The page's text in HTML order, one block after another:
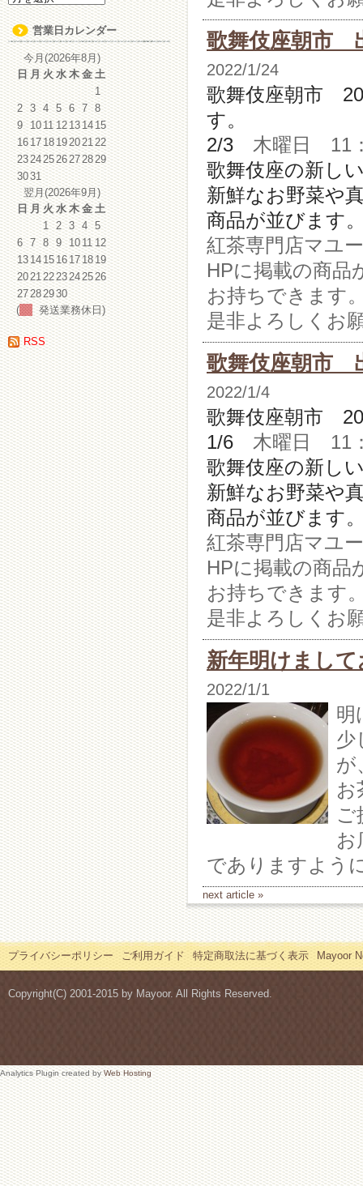
ー
カ
イ
ブ
営業日カレンダー
今月(2026年8月)
日 月 火 水 木 金 土
1
2 3 4 5 6 7 8
9 1011 12131415
16171819202122
23242526272829
3031
翌月(2026年9月)
日 月 火 水 木 金 土
1 2 3 4 5
6 7 8 9 1011 12
13141516171819
20212223242526
27282930
(
発送業務休日)
RSS
歌舞伎座朝市
2022/1/24
歌舞伎座朝市
す。
2/3 木曜日 11
歌舞伎座の新し
新鮮なお野菜や
商品が並びます
紅茶専門店マユ
HPに掲載の商品
お持ちできます
是非よろしくお
歌舞伎座朝市
2022/1/4
歌舞伎座朝市
1/6 木曜日 11
歌舞伎座の新し
新鮮なお野菜や
商品が並びます
紅茶専門店マユ
HPに掲載の商品
お持ちできます
是非よろしくお
新年明けまし
2022/1/1
明
少
が
お
ご
お
でありますよう
next article »
プライバシーポリシー ご利用ガイド 特定商取法に基づく表示 Mayoor
Copyright(C) 2001-2015 by Mayoor. All Rights Reserved.
Analytics Plugin created byWeb Hosting